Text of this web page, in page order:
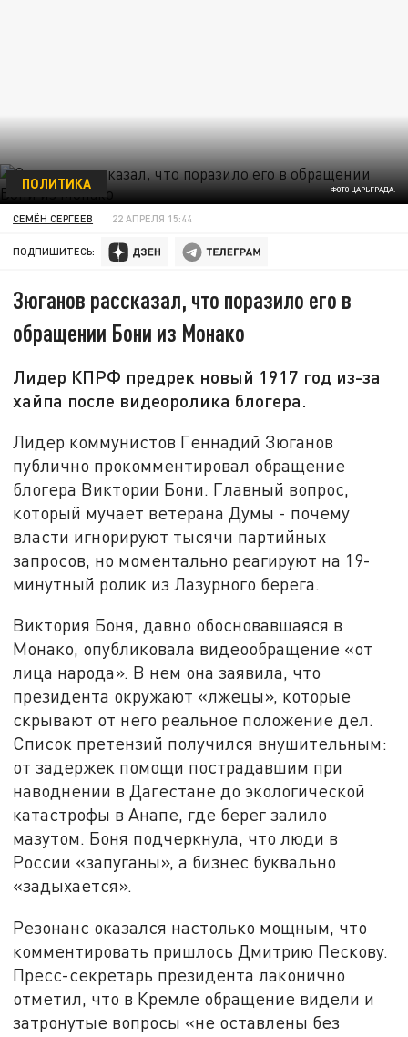
ФОТО ЦАРЬГРАДА.
ПОЛИТИКА
СЕМЁН СЕРГЕЕВ 22 АПРЕЛЯ 15:44
ПОДПИШИТЕСЬ:
Зюганов рассказал, что поразило его в
обращении Бони из Монако
Лидер КПРФ предрек новый 1917 год из-за
хайпа после видеоролика блогера.
Лидер коммунистов Геннадий Зюганов
публично прокомментировал обращение
блогера Виктории Бони. Главный вопрос,
который мучает ветерана Думы - почему
власти игнорируют тысячи партийных
запросов, но моментально реагируют на 19-
минутный ролик из Лазурного берега.
Виктория Боня, давно обосновавшаяся в
Монако, опубликовала видеообращение «от
лица народа». В нем она заявила, что
президента окружают «лжецы», которые
скрывают от него реальное положение дел.
Список претензий получился внушительным:
от задержек помощи пострадавшим при
наводнении в Дагестане до экологической
катастрофы в Анапе, где берег залило
мазутом. Боня подчеркнула, что люди в
России «запуганы», а бизнес буквально
«задыхается».
Резонанс оказался настолько мощным, что
комментировать пришлось Дмитрию Пескову.
Пресс-секретарь президента лаконично
отметил, что в Кремле обращение видели и
затронутые вопросы «не оставлены без